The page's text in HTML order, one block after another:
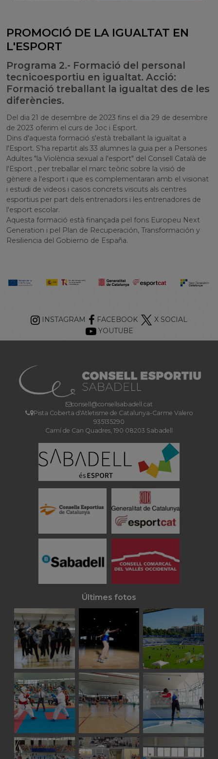
PROMOCIÓ DE LA IGUALTAT EN
L'ESPORT
Programa 2.- Formació del personal
tecnicoesportiu en igualtat. Acció:
Formació treballant la igualtat des de les
diferències.
Del dia 21 de desembre de 2023 fins el dia 29 de desembre
de 2023 oferim el curs de Joc i Esport.
Dins d'aquesta formació s'està treballant la igualtat a
l'Esport. S'ha repartit als 33 alumnes la guia per a Persones
Adultes "la Violència sexual a l'esport" del Consell Català de
l'Esport , per treballar el marc teòric sobre la visió de
gènere a l'esport i que es complementaran amb el visionat
i estudi de videos i casos concrets viscuts als centres
esportius per part dels entrenadors i les entrenadores de
l'esport escolar.
Aquesta formació està finançada pel fons Europeu Next
Generation i pel Plan de Recuperación, Transformación y
Resiliencia del Gobierno de España.
INSTAGRAM FACEBOOK
X SOCIAL
YOUTUBE
consell@consellsabadell.cat
Pista Coberta d'Atletisme de Catalunya-Carme Valero
935135290
Camí de Can Quadres, 190 08203 Sabadell
Últimes fotos